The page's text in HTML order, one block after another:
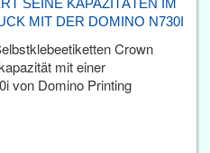
MIT DER DOMINO N730I
Crown
mit einer
von Domino Printing